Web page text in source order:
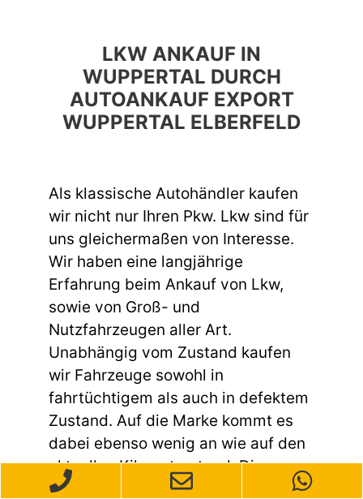
LKW ANKAUF IN
WUPPERTAL DURCH
AUTOANKAUF EXPORT
WUPPERTAL ELBERFELD
Als klassische Autohändler kaufen
wir nicht nur Ihren Pkw. Lkw sind für
uns gleichermaßen von Interesse.
Wir haben eine langjährige
Erfahrung beim Ankauf von Lkw,
sowie von Groß- und
Nutzfahrzeugen aller Art.
Unabhängig vom Zustand kaufen
wir Fahrzeuge sowohl in
fahrtüchtigem als auch in defektem
Zustand. Auf die Marke kommt es
dabei ebenso wenig an wie auf den
aktuellen Kilometerstand. Die
Kriterien für die Bewertung des Lkw